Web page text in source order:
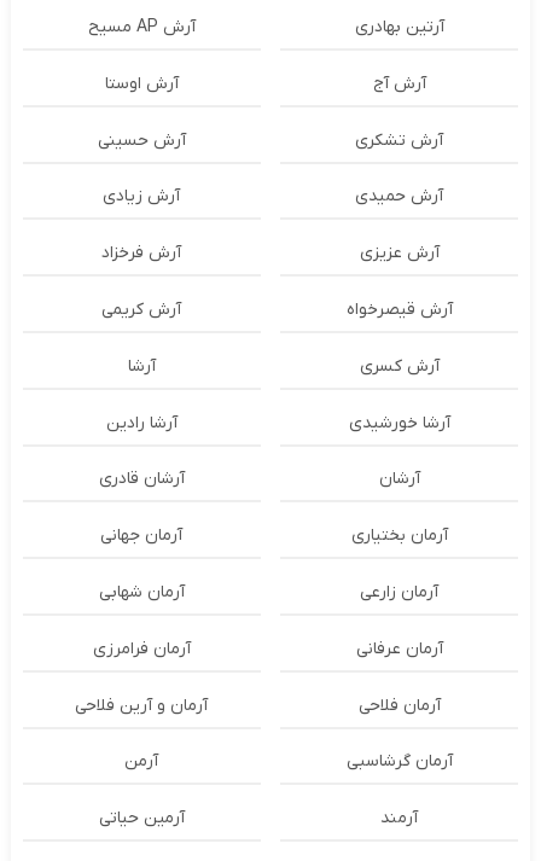
آرتین بهادری آرش AP مسیح
آرش آج آرش اوستا
آرش تشکری آرش حسینی
آرش حمیدی آرش زیادی
آرش عزیزی آرش فرخزاد
آرش قیصرخواه آرش کریمی
آرش کسری آرشا
آرشا خورشیدی آرشا رادین
آرشان آرشان قادری
آرمان بختیاری آرمان جهانی
آرمان زارعی آرمان شهابی
آرمان عرفانی آرمان فرامرزی
آرمان فلاحی آرمان و آرین فلاحی
آرمان گرشاسبی آرمن
آرمند آرمین حیاتی